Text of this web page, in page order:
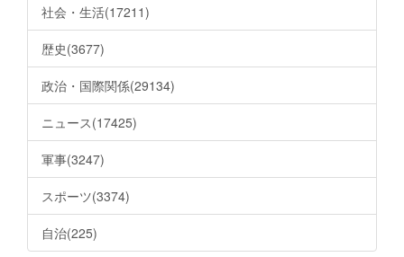
社会・生活(17211)
歴史(3677)
政治・国際関係(29134)
ニュース(17425)
軍事(3247)
スポーツ(3374)
自治(225)